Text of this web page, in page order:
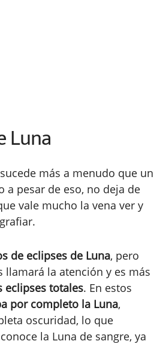
Luna
más a menudo que un
a pesar de eso, no deja de
vale mucho la vena ver y
de eclipses de Luna, pero
llamará la atención y es más
eclipses totales. En estos
por completo la Luna,
oscuridad, lo que
la Luna de sangre, ya